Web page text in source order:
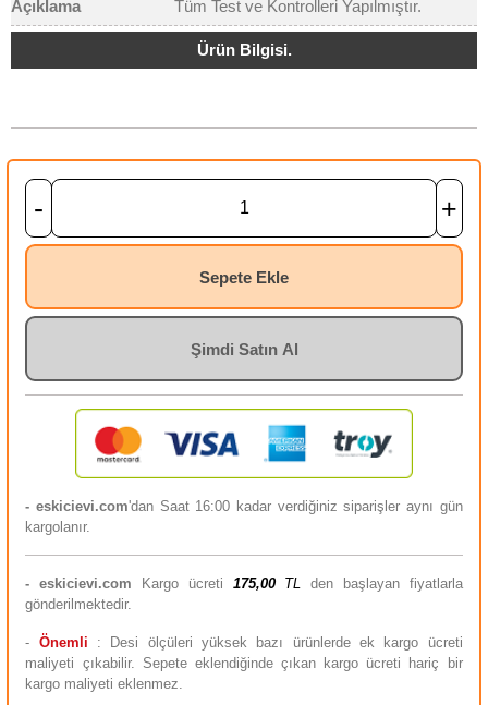
Açıklama Tüm Test ve Kontrolleri Yapılmıştır.
Ürün Bilgisi.
- +
Sepete Ekle
Şimdi Satın Al
- eskicievi.com'dan Saat 16:00 kadar verdiğiniz siparişler aynı gün
kargolanır.
-eskicievi.com Kargo ücreti 175,00 TL den başlayan fiyatlarla
gönderilmektedir.
- Önemli
: Desi ölçüleri yüksek bazı ürünlerde ek kargo ücreti
maliyeti çıkabilir. Sepete eklendiğinde çıkan kargo ücreti hariç bir
kargo maliyeti eklenmez.